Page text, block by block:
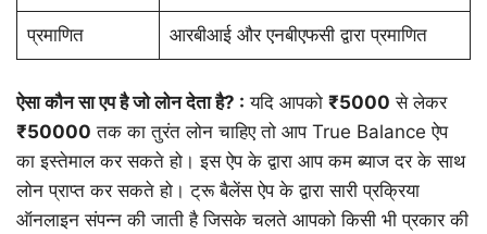
प्रमाणित आरबीआई और एनबीएफसी द्वारा प्रमाणित
ऐसा कौन सा एप है जो लोन देता है? : यदि आपको ₹5000 से लेकर
₹50000 तक का तुरंत लोन चाहिए तो आप True Balance ऐप
का इस्तेमाल कर सकते हो। इस ऐप के द्वारा आप कम ब्याज दर के साथ
लोन प्राप्त कर सकते हो। ट्रू बैलेंस ऐप के द्वारा सारी प्रक्रिया
ऑनलाइन संपन्न की जाती है जिसके चलते आपको किसी भी प्रकार की